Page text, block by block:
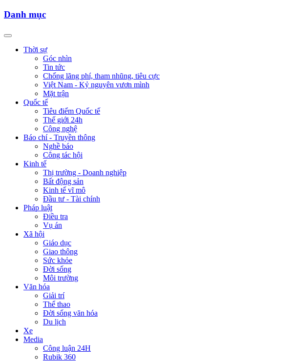
Danh mục
Thời sự
Góc nhìn
Tin tức
Chống lãng phí, tham nhũng, tiêu cực
Việt Nam - Kỷ nguyên vươn mình
Mặt trận
Quốc tế
Tiêu điểm Quốc tế
Thế giới 24h
Công nghệ
Báo chí - Truyền thông
Nghề báo
Công tác hội
Kinh tế
Thị trường - Doanh nghiệp
Bất động sản
Kinh tế vĩ mô
Đầu tư - Tài chính
Pháp luật
Điều tra
Vụ án
Xã hội
Giáo dục
Giao thông
Sức khỏe
Đời sống
Môi trường
Văn hóa
Giải trí
Thể thao
Đời sống văn hóa
Du lịch
Xe
Media
Công luận 24H
Rubik 360